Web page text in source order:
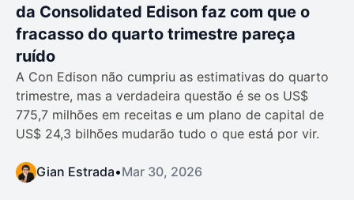
da Consolidated Edison faz com que o
fracasso do quarto trimestre pareça
ruído
A Con Edison não cumpriu as estimativas do quarto
trimestre, mas a verdadeira questão é se os US$
775,7 milhões em receitas e um plano de capital de
US$ 24,3 bilhões mudarão tudo o que está por vir.
Gian Estrada•Mar 30, 2026